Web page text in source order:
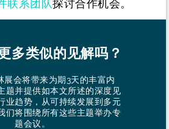
联系团队探讨合作机会。
多类似的见解吗？
展会将带来为期3天的丰富内
题并提供如本文所述的深度见
业趋势，从可持续发展到多元
们将围绕所有这些主题举办专
题会议。